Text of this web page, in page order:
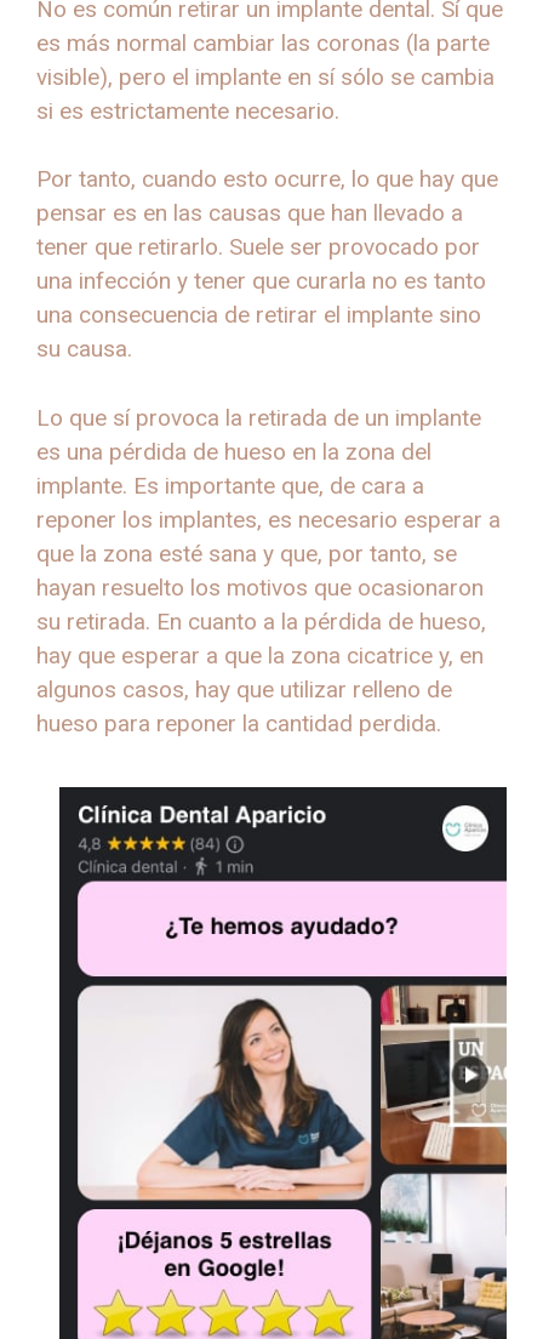
No es común retirar un implante dental. Sí que
es más normal cambiar las coronas (la parte
visible), pero el implante en sí sólo se cambia
si es estrictamente necesario.
Por tanto, cuando esto ocurre, lo que hay que
pensar es en las causas que han llevado a
tener que retirarlo. Suele ser provocado por
una infección y tener que curarla no es tanto
una consecuencia de retirar el implante sino
su causa.
Lo que sí provoca la retirada de un implante
es una pérdida de hueso en la zona del
implante. Es importante que, de cara a
reponer los implantes, es necesario esperar a
que la zona esté sana y que, por tanto, se
hayan resuelto los motivos que ocasionaron
su retirada. En cuanto a la pérdida de hueso,
hay que esperar a que la zona cicatrice y, en
algunos casos, hay que utilizar relleno de
hueso para reponer la cantidad perdida.